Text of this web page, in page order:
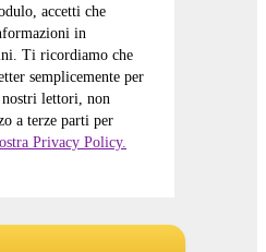
accetti che
in
Ti ricordiamo che
semplicemente per
lettori, non
a terze parti per
Privacy Policy.